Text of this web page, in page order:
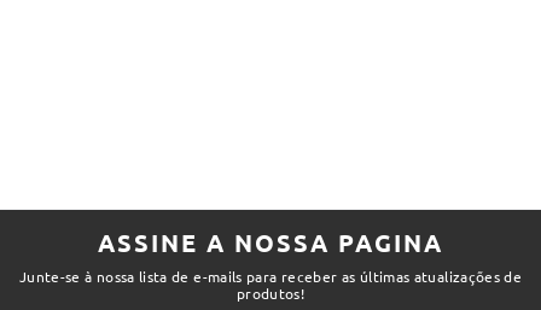
ASSINE A NOSSA PAGINA
Junte-se à nossa lista de e-mails para receber as últimas atualizações de
produtos!